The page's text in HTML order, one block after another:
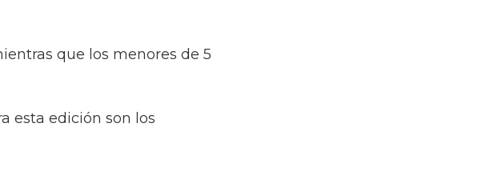
que los menores de 5
esta edición son los